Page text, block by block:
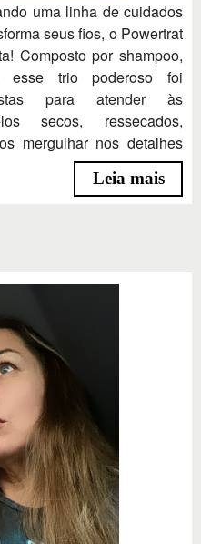
uma linha de cuidados
seus fios, o Powertrat
Composto por shampoo,
esse trio poderoso foi
para atender às
secos, ressecados,
mergulhar nos detalhes
Leia mais